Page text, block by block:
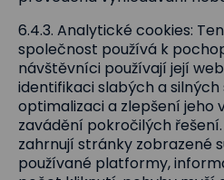
6.4.3. Analytické cookies:
společnost používá k
návštěvníci používají její
identifikaci slabých a
optimalizaci a zlepšení jeho
zavádění pokročilých
zahrnují stránky zobrazené
používané platformy,